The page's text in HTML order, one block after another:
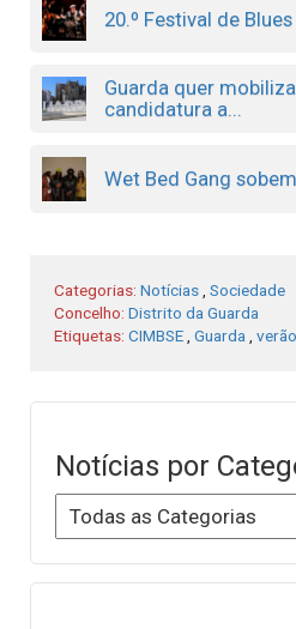
20.º Festival de
Guarda quer
candidatura a...
Wet Bed Gang
Categorias: Notícias Sociedade
Concelho: Distrito da Guarda
Etiquetas: CIMBSE Guarda verão
Notícias por